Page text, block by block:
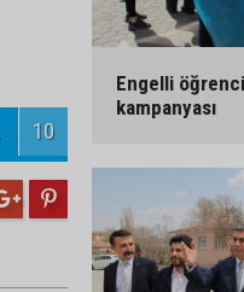
10
Engelli
kampanyası